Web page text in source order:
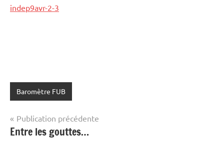
indep9avr-2-3
Baromètre FUB
Navigation
de
Publication précédente
Entre les gouttes…